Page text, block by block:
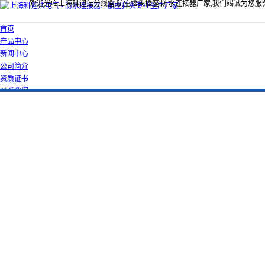
欢迎光临上海科迎法分线盒,航空插头插座,防水连接器厂家,我们竭诚为您服
首页
产品中心
新闻中心
公司简介
资质证书
联系我们